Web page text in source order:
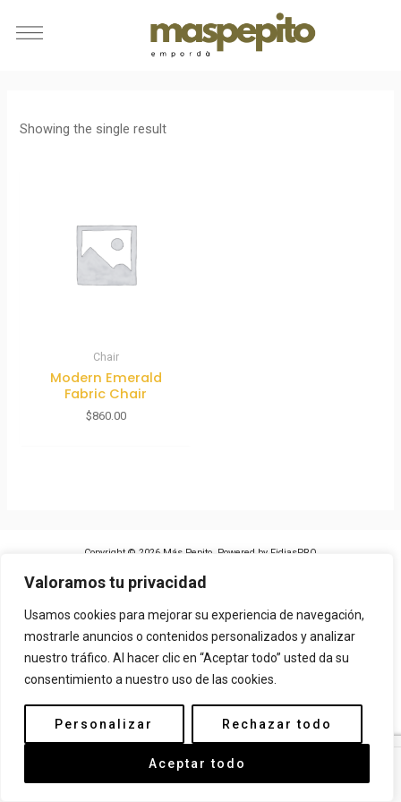
Valoramos tu privacidad
Usamos cookies para mejorar su experiencia de navegación,
mostrarle anuncios o contenidos personalizados y analizar
nuestro tráfico. Al hacer clic en “Aceptar todo” usted da su
consentimiento a nuestro uso de las cookies.
Personalizar Rechazar todo
Aceptar todo
Showing the single result
Chair
Modern Emerald
Fabric Chair
$860.00
Copyright © 2026 Más Pepito. Powered by FidiasPRO
AVISO LEGAL
POLÍTICA DE COOKIES
POLÍTICA DE PRIVACIDAD